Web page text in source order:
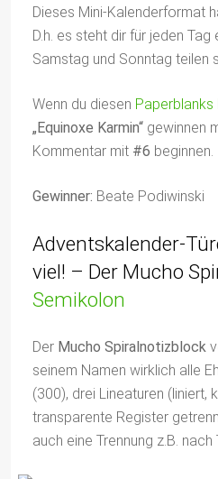
Dieses Mini-Kalenderformat
D.h. es steht dir für jeden
Samstag und Sonntag teilen
Wenn du diesen Paperblanks
„Equinoxe Karmin“ gewinnen
Kommentar mit #6 beginnen.
Gewinner: Beate Podiwinski
Adventskalender-
viel! – Der Mucho
Semikolon
Der Mucho Spiralnotizblock
seinem Namen wirklich alle
(300), drei Lineaturen (liniert,
transparente Register
auch eine Trennung z.B. nach